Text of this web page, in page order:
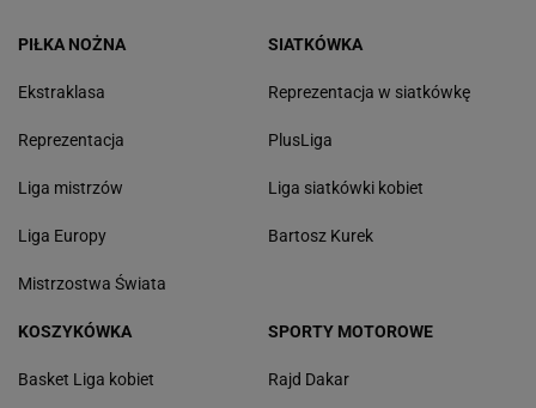
PIŁKA NOŻNA
Ekstraklasa
Reprezentacja
Liga mistrzów
Liga Europy
Mistrzostwa Świata
SIATKÓWKA
Reprezentacja w siatkówkę
PlusLiga
Liga siatkówki kobiet
Bartosz Kurek
KOSZYKÓWKA
Basket Liga kobiet
SPORTY MOTOROWE
Rajd Dakar